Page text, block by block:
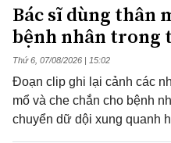
Bác sĩ dùng thân
bệnh nhân trong
Thứ 6, 07/08/2026 | 15:02
Đoạn clip ghi lại cảnh các
mổ và che chắn cho bệnh
chuyển dữ dội xung quanh